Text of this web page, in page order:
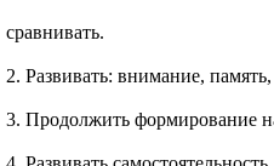
сравнивать.
2. Развивать: внимание, память,
3. Продолжить формирование